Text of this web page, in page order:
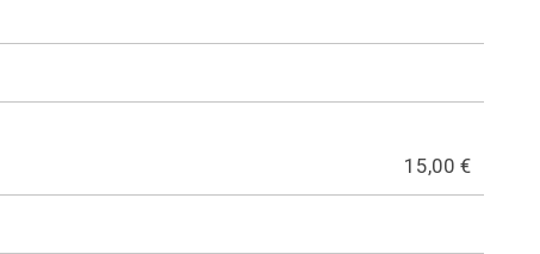
15,00 €